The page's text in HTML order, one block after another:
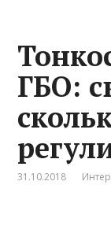
ГБО:
31.10.2018